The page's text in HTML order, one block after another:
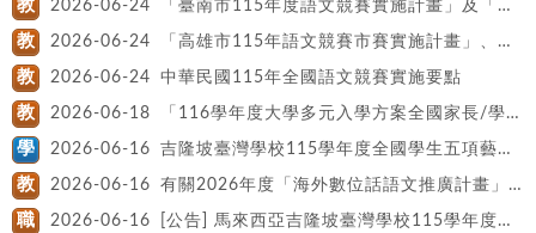
教 2026-06-24 「臺南市115年度語文競賽實施計畫」及「臺南市115、年度本土語文讀者劇場競賽計畫」
教 2026-06-24 「高雄市115年語文競賽市賽實施計畫」、「115年語文競賽本土語文讀者劇場競賽計畫」
教 2026-06-24 中華民國115年全國語文競賽實施要點
教 2026-06-18 「116學年度大學多元入學方案全國家長/學 生分區說明會」相關資訊
學 2026-06-16 吉隆坡臺灣學校115學年度全國學生五項藝術比賽期程表
教 2026-06-16 有關2026年度「海外數位話語文推廣計畫」亞洲組進階課程規劃及講座事。
職 2026-06-16 [公告] 馬來西亞吉隆坡臺灣學校115學年度第2次教師甄選簡章